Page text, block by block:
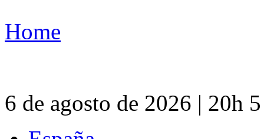
Home
6 de agosto de 2026 | 20h